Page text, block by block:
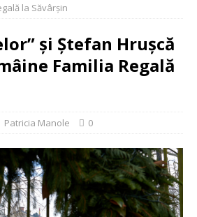
la Săvârșin
și Ștefan Hrușcă
Familia Regală
Patricia Manole 0